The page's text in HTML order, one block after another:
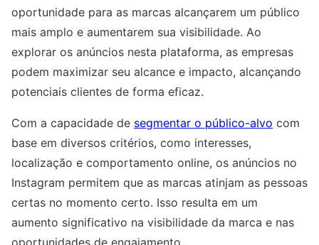
oportunidade para as marcas alcançarem um público
mais amplo e aumentarem sua visibilidade. Ao
explorar os anúncios nesta plataforma, as empresas
podem maximizar seu alcance e impacto, alcançando
potenciais clientes de forma eficaz.
Com a capacidade de segmentar o público-alvo com
base em diversos critérios, como interesses,
localização e comportamento online, os anúncios no
Instagram permitem que as marcas atinjam as pessoas
certas no momento certo. Isso resulta em um
aumento significativo na visibilidade da marca e nas
oportunidades de engajamento.